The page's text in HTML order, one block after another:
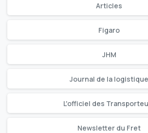
Articles
Figaro
JHM
Journal de la logistique
L'officiel des
Newsletter du Fret